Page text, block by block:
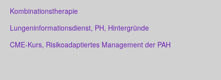
Kombinationstherapie
Lungeninformationsdienst, PH, Hintergründe
CME-Kurs, Risikoadaptiertes Management der PAH